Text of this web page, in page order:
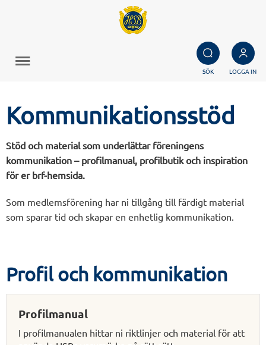
SÖK LOGGA IN
Kommunikationsstöd
Stöd och material som underlättar föreningens
kommunikation – profilmanual, profilbutik och inspiration
för er brf-hemsida.
Som medlemsförening har ni tillgång till färdigt material
som sparar tid och skapar en enhetlig kommunikation.
Profil och kommunikation
Profilmanual
I profilmanualen hittar ni riktlinjer och material för att